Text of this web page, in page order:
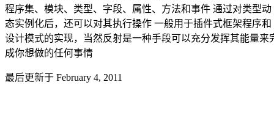
程序集、模块、类型、字段、属性、方法和事件 通过对类型动
态实例化后，还可以对其执行操作 一般用于插件式框架程序和
设计模式的实现，当然反射是一种手段可以充分发挥其能量来
成你想做的任何事情
最后更新于 February 4, 2011